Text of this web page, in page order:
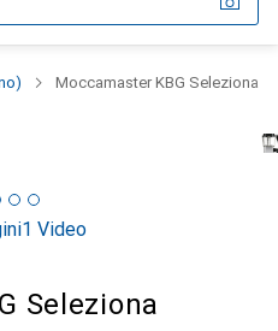
Moccamaster KBG Seleziona
1 Video
Seleziona